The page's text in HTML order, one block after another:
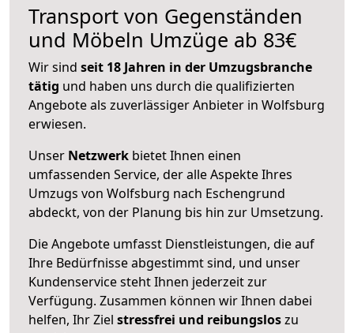
Transport von Gegenständen
und Möbeln Umzüge ab 83€
Wir sind seit 18 Jahren in der Umzugsbranche
tätig und haben uns durch die qualifizierten
Angebote als zuverlässiger Anbieter in Wolfsburg
erwiesen.
Unser Netzwerk bietet Ihnen einen
umfassenden Service, der alle Aspekte Ihres
Umzugs von Wolfsburg nach Eschengrund
abdeckt, von der Planung bis hin zur Umsetzung.
Die Angebote umfasst Dienstleistungen, die auf
Ihre Bedürfnisse abgestimmt sind, und unser
Kundenservice steht Ihnen jederzeit zur
Verfügung. Zusammen können wir Ihnen dabei
helfen, Ihr Ziel stressfrei und reibungsloszu